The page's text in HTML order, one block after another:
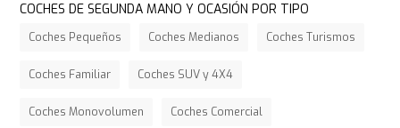
COCHES DE SEGUNDA MANO Y OCASIÓN POR TIPO
Coches Pequeños Coches Medianos Coches Turismos
Coches Familiar Coches SUV y 4X4
Coches Monovolumen Coches Comercial